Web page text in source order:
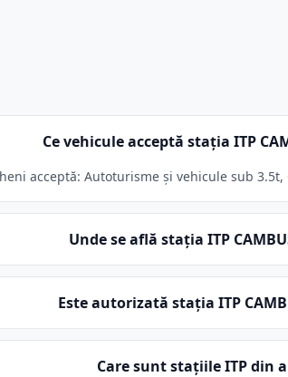
Ce vehicule acceptă stația ITP
acceptă: Autoturisme și vehicule sub
Unde se află stația ITP
Este autorizată stația ITP
Care sunt stațiile ITP din